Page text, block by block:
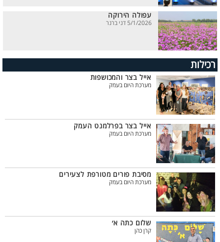
עפולה הירוקה
5/1/2026 דני ברנר
רכילות
אייל בצר והמכושפות
מערכת היום בעמק
אייל בצר בפרלמנט העמק
מערכת היום בעמק
מסיבת פורים מטורפת לצעירים
מערכת היום בעמק
שלום כתה א׳
קרן כהן